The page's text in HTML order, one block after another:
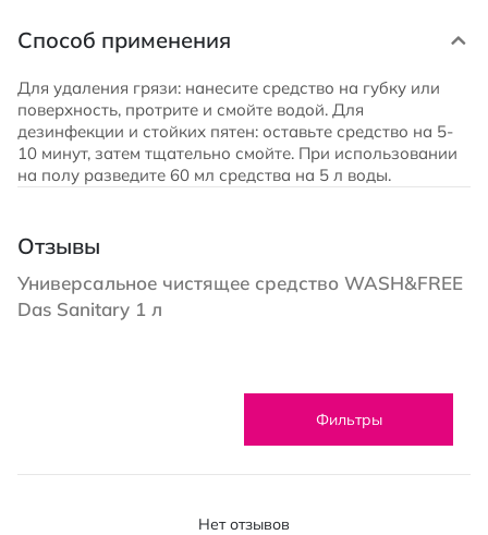
Способ применения
Для удаления грязи: нанесите средство на губку или
поверхность, протрите и смойте водой. Для
дезинфекции и стойких пятен: оставьте средство на 5-
10 минут, затем тщательно смойте. При использовании
на полу разведите 60 мл средства на 5 л воды.
Отзывы
Универсальное чистящее средство WASH&FREE
Das Sanitary 1 л
Фильтры
Нет отзывов